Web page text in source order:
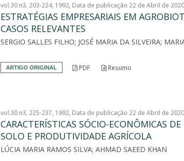
vol.30 n3, 203-224, 1992, Data de publicação 22 de Abril de 2020
ESTRATÉGIAS EMPRESARIAIS EM
CASOS RELEVANTES
SERGIO SALLES FILHO; JOSÉ MARIA DA SILVEIRA;
ARTIGO ORIGINAL PDF Resumo
vol.30 n3, 225-237, 1992, Data de publicação 22 de Abril de 2020
CARACTERÍSTICAS SÓCIO-ECONÔMICAS
SOLO E PRODUTIVIDADE AGRÍCOLA
LÚCIA MARIA RAMOS SILVA; AHMAD SAEED KHAN